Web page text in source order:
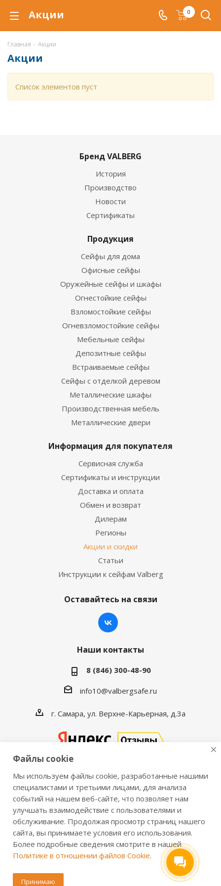
Акции 0
Главная - Акции
Акции
Список элементов пуст
Бренд VALBERG
История
Производство
Новости
Сертификаты
Продукция
Сейфы для дома
Офисные сейфы
Оружейные сейфы и шкафы
Огнестойкие сейфы
Взломостойкие сейфы
Огневзломостойкие сейфы
Мебельные сейфы
Депозитные сейфы
Встраиваемые сейфы
Сейфы с отделкой деревом
Металлические шкафы
Производственная мебель
Металлические двери
Информация для покупателя
Сервисная служба
Сертификаты и инструкции
Доставка и оплата
Обмен и возврат
Дилерам
Регионы
Акции и скидки
Статьи
Инструкции к сейфам Valberg
Оставайтесь на связи
Наши контакты
8 (846) 300-48-90
info10@valbergsafe.ru
г. Самара, ул. Верхне-Карьерная, д.3а
2016-2026 © VALBERGSAFE.RU — Интернет-магазин
сейфов Valberg и металлической мебели Практик.
Продажа сейфов для дома и офиса, металлических
шкафов, стеллажей, металлических дверей.
Информация о розничных ценах, технических
характеристиках, наличии на складе носит справочный
характер и не является публичной офертой,
определяемой положениями из Статьи 437 ч.2 ГК РФ.
Файлы cookie
Мы используем файлы cookie, разработанные нашими
специалистами и третьими лицами, для анализа
событий на нашем веб-сайте, что позволяет нам
улучшать взаимодействие с пользователями и
обслуживание. Продолжая просмотр страниц нашего
сайта, вы принимаете условия его использования.
Более подробные сведения смотрите в нашей
Политике в отношении файлов Cookie.
Принимаю